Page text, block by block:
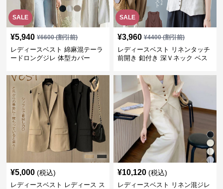
SALE
¥5,940 ¥6600(割引前)
レディースベスト 綿麻混テーラ
ードロングジレ 体型カバー
SALE
¥3,960 ¥4400(割引前)
レディースベスト リネンタッチ
前開き 釦付き 深Ｖネック ベス
¥5,000 (税込)
レディースベスト レディース ス
¥10,120 (税込)
レディースベスト リネン混ジレ